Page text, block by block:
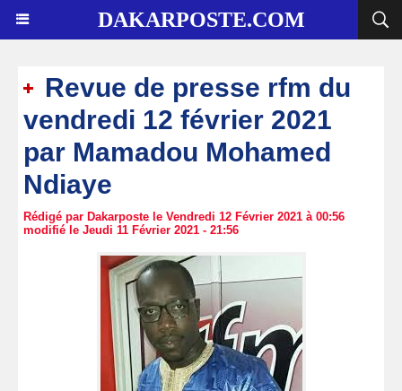
DAKARPOSTE.COM
Revue de presse rfm du
vendredi 12 février 2021
par Mamadou Mohamed
Ndiaye
Rédigé par Dakarposte le Vendredi 12 Février 2021 à 00:56
modifié le Jeudi 11 Février 2021 - 21:56